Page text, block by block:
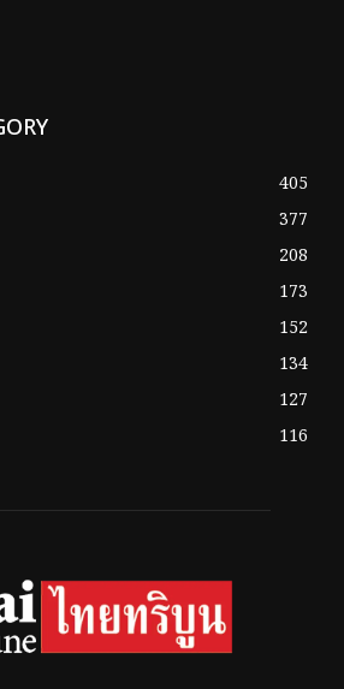
405
377
208
173
152
134
127
116